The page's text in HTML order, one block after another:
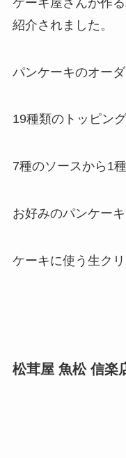
紹介されました。
パンケーキのオー
19種類のトッピン
7種のソースから1
お好みのパンケー
ケーキに使う生ク
松茸屋 魚松 信楽